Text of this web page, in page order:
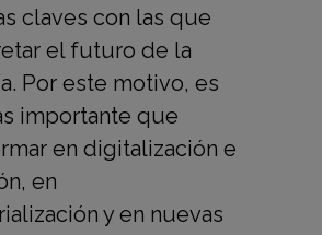
claves con las que
el futuro de la
Por este motivo, es
importante que
en digitalización e
en
y en nuevas